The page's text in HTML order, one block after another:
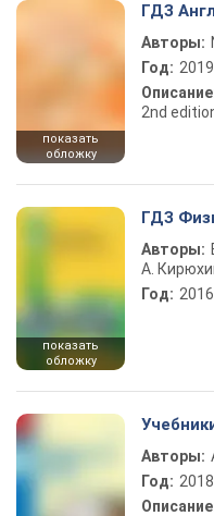
показать
обложку
ГДЗ
Авторы:
Год: 2019
2nd
показать
обложку
ГДЗ
Авторы:
А.
Год: 2016
Авторы:
Год: 2018